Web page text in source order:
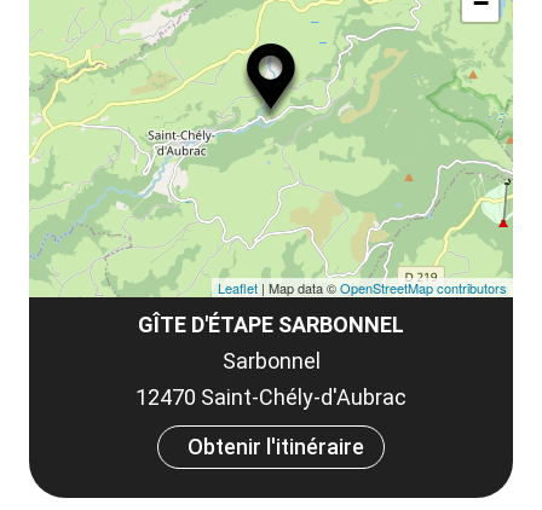
GÎTE D'ÉTAPE SARBONNEL
Sarbonnel
12470 Saint-Chély-d'Aubrac
Obtenir l'itinéraire
Leaflet | Map data ©OpenStreetMap contributors